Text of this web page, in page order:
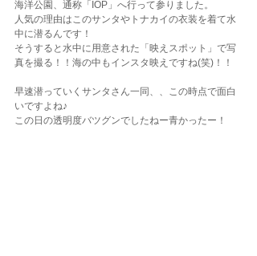
海洋公園、通称「IOP」へ行って参りました。
人気の理由はこのサンタやトナカイの衣装を着て水
中に潜るんです！
そうすると水中に用意された「映えスポット」で写
真を撮る！！海の中もインスタ映えですね(笑)！！
早速潜っていくサンタさん一同、、この時点で面白
いですよね♪
この日の透明度バツグンでしたねー青かったー！